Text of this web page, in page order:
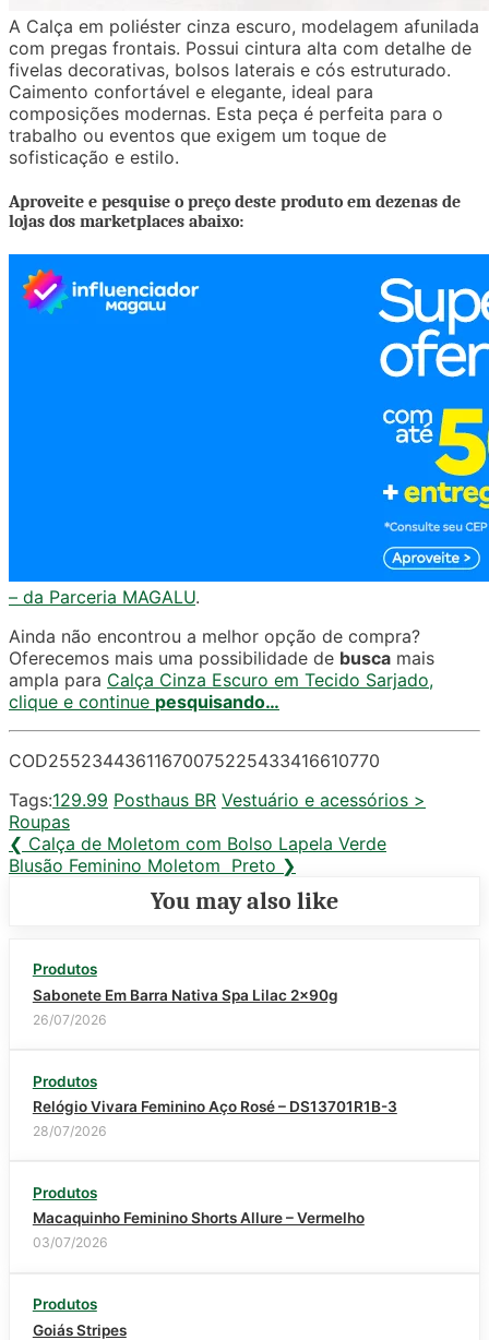
A Calça em poliéster cinza escuro, modelagem afunilada
com pregas frontais. Possui cintura alta com detalhe de
fivelas decorativas, bolsos laterais e cós estruturado.
Caimento confortável e elegante, ideal para
composições modernas. Esta peça é perfeita para o
trabalho ou eventos que exigem um toque de
sofisticação e estilo.
Aproveite e pesquise o preço deste produto em dezenas de
lojas dos marketplaces abaixo:
– da Parceria MAGALU.
Ainda não encontrou a melhor opção de compra?
Oferecemos mais uma possibilidade de busca mais
ampla para Calça Cinza Escuro em Tecido Sarjado,
clique e continue pesquisando…
COD25523443611670075225433416610770
Tags:129.99 Posthaus BR Vestuário e acessórios >
Roupas
Navegação
de
❮ Previous
Post:
Calça de Moletom com Bolso Lapela Verde
Next
Blusão Feminino Moletom Preto ❯
You may also like
Produtos
Sabonete Em Barra Nativa Spa Lilac 2x90g
26/07/2026
Produtos
Relógio Vivara Feminino Aço Rosé – DS13701R1B-3
28/07/2026
Produtos
Macaquinho Feminino Shorts Allure – Vermelho
03/07/2026
Produtos
Goiás Stripes